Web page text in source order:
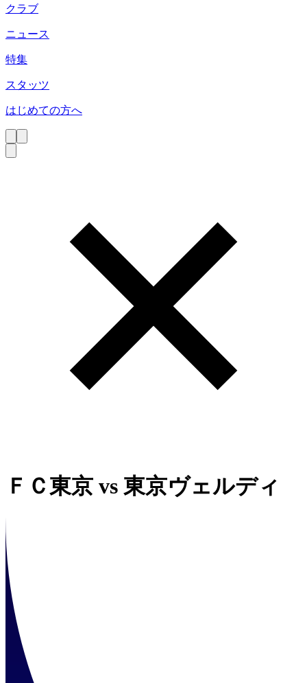
クラブ
ニュース
特集
スタッツ
はじめての方へ
ＦＣ東京 vs 東京ヴェルディ